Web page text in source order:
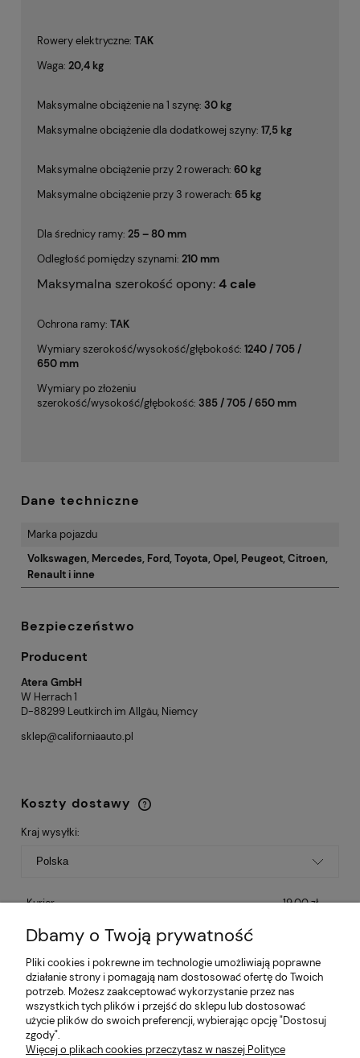
Rowery elektryczne: TAK
Waga: 20,4 kg
Maksymalne obciążenie na 1 szynę: 30 kg
Maksymalne obciążenie dla dodatkowej szyny: 17,5 kg
Maksymalne obciążenie przy 2 rowerach: 60 kg
Maksymalne obciążenie przy 3 rowerach: 65 kg
Dla średnicy ramy: 25 – 80 mm
Odległość pomiędzy szynami: 210 mm
Maksymalna szerokość opony:4 cale
Ochrona ramy: TAK
Wymiary szerokość/wysokość/głębokość: 1240 / 705 /
650 mm
Wymiary po złożeniu
szerokość/wysokość/głębokość: 385 / 705 / 650 mm
Dane techniczne
Marka pojazdu
Volkswagen, Mercedes, Ford, Toyota, Opel, Peugeot, Citroen,
Renault i inne
Bezpieczeństwo
Producent
Atera GmbH
W Herrach 1
D-88299 Leutkirch im Allgäu, Niemcy
sklep@californiaauto.pl
Koszty dostawy
Cena nie zawiera ewentualnych kosztów
płatności
Kraj wysyłki:
Kurier 19,00 zł
Kurier Gabaryt(- promocja)
Kurier Duża paczka / Paleta 450,00 zł
O nas
Dbamy o Twoją prywatność
Pliki cookies i pokrewne im technologie umożliwiają poprawne
działanie strony i pomagają nam dostosować ofertę do Twoich
potrzeb. Możesz zaakceptować wykorzystanie przez nas
wszystkich tych plików i przejść do sklepu lub dostosować
użycie plików do swoich preferencji, wybierając opcję "Dostosuj
zgody".
Więcej o plikach cookies przeczytasz w naszej Polityce